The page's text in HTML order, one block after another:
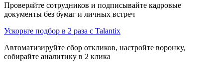
Проверяйте сотрудников и подписывайте кадровые
документы без бумаг и личных встреч
Ускорьте подбор в 2 раза с Talantix
Автоматизируйте сбор откликов, настройте воронку,
собирайте аналитику в 2 клика